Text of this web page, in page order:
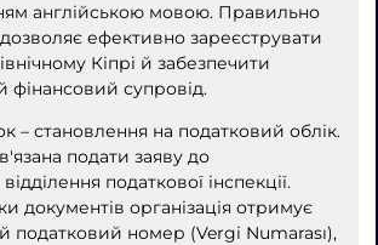
англійською мовою. Правильно
ефективно зареєструвати
Кіпрі й забезпечити
фінансовий супровід.
– ​​становлення на податковий облік.
подати заяву до
податкової інспекції.
документів організація отримує
податковий номер (Vergi Numarası),